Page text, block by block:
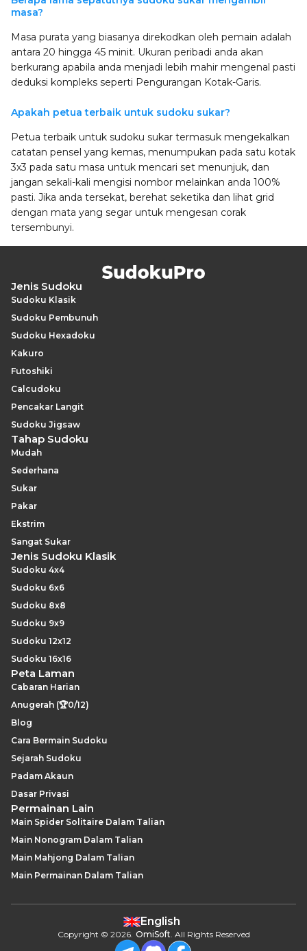
masa?
Masa purata yang biasanya direkodkan oleh pemain adalah
antara 20 hingga 45 minit. Ukuran peribadi anda akan
berkurang apabila anda menjadi lebih mahir mengenal pasti
deduksi kompleks seperti Pengurangan Kotak-Garis.
Apakah petua terbaik untuk sudoku sukar?
Petua terbaik untuk sudoku sukar termasuk mengekalkan
catatan pensel yang kemas, menumpukan pada satu kotak
3x3 pada satu masa untuk mencari set menunjuk, dan
jangan sekali-kali mengisi nombor melainkan anda 100%
pasti. Jika anda tersekat, berehat seketika dan lihat grid
dengan mata yang segar untuk mengesan corak
tersembunyi.
Jenis Sudoku
Sudoku Klasik
Sudoku Pembunuh
Sudoku Hexadoku
Kakuro
Futoshiki
Calcudoku
Pencakar Langit
Sudoku Jigsaw
Tahap Sudoku
Mudah
Sederhana
Sukar
Pakar
Ekstrim
Sangat Sukar
Jenis Sudoku Klasik
Sudoku 4x4
Sudoku 6x6
Sudoku 8x8
Sudoku 9x9
Sudoku 12x12
Sudoku 16x16
Peta Laman
Cabaran Harian
Anugerah (🏆0/12)
Blog
Cara Bermain Sudoku
Sejarah Sudoku
Padam Akaun
Dasar Privasi
Permainan Lain
Main Spider Solitaire Dalam Talian
Main Nonogram Dalam Talian
Main Mahjong Dalam Talian
Main Permainan Dalam Talian
English
Copyright © 2026. OmiSoft. All Rights Reserved